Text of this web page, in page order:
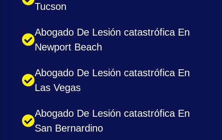
Tucson
Abogado De Lesión catastrófica En
Newport Beach
Abogado De Lesión catastrófica En
Las Vegas
Abogado De Lesión catastrófica En
San Bernardino